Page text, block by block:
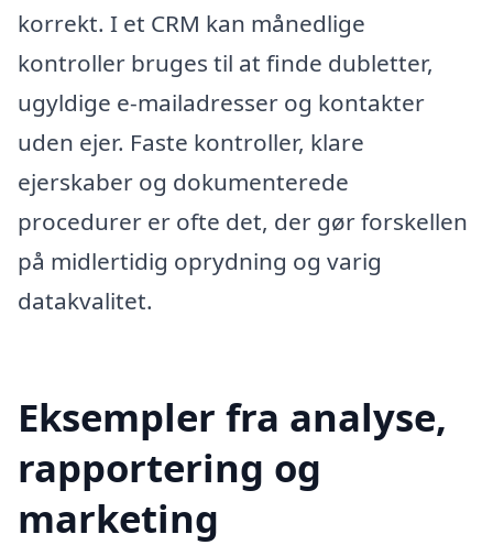
korrekt. I et CRM kan månedlige
kontroller bruges til at finde dubletter,
ugyldige e-mailadresser og kontakter
uden ejer. Faste kontroller, klare
ejerskaber og dokumenterede
procedurer er ofte det, der gør forskellen
på midlertidig oprydning og varig
datakvalitet.
Eksempler fra analyse,
rapportering og
marketing